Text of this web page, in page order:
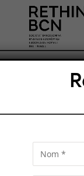
Des de les